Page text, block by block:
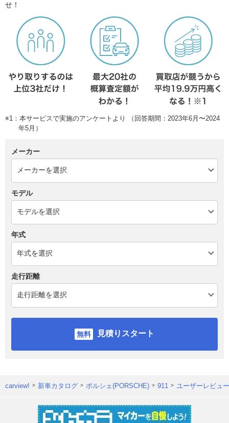
せ！
※1：本サービスで実施のアンケートより （回答期間：2023年6月〜2024
年5月）
メーカー
モデル
年式
走行距離
見積りスタート
carview! 新車カタログ ポルシェ(PORSCHE) 911 ユーザーレビュ